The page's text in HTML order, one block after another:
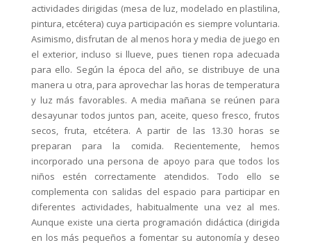
actividades dirigidas (mesa de luz, modelado en plastilina,
pintura, etcétera) cuya participación es siempre voluntaria.
Asimismo, disfrutan de al menos hora y media de juego en
el exterior, incluso si llueve, pues tienen ropa adecuada
para ello. Según la época del año, se distribuye de una
manera u otra, para aprovechar las horas de temperatura
y luz más favorables. A media mañana se reúnen para
desayunar todos juntos pan, aceite, queso fresco, frutos
secos, fruta, etcétera. A partir de las 13.30 horas se
preparan para la comida. Recientemente, hemos
incorporado una persona de apoyo para que todos los
niños estén correctamente atendidos. Todo ello se
complementa con salidas del espacio para participar en
diferentes actividades, habitualmente una vez al mes.
Aunque existe una cierta programación didáctica (dirigida
en los más pequeños a fomentar su autonomía y deseo